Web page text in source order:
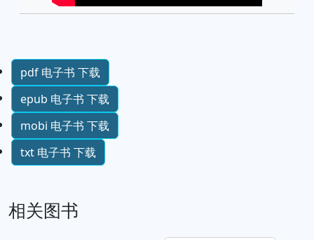
pdf 电子书 下载
epub 电子书 下载
mobi 电子书 下载
txt 电子书 下载
相关图书